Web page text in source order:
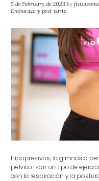
5 de February de 2023 by
Embarazo y post parto
Hipopresivos, la gimnasia
pélvico! son un tipo de
con la respiración y la